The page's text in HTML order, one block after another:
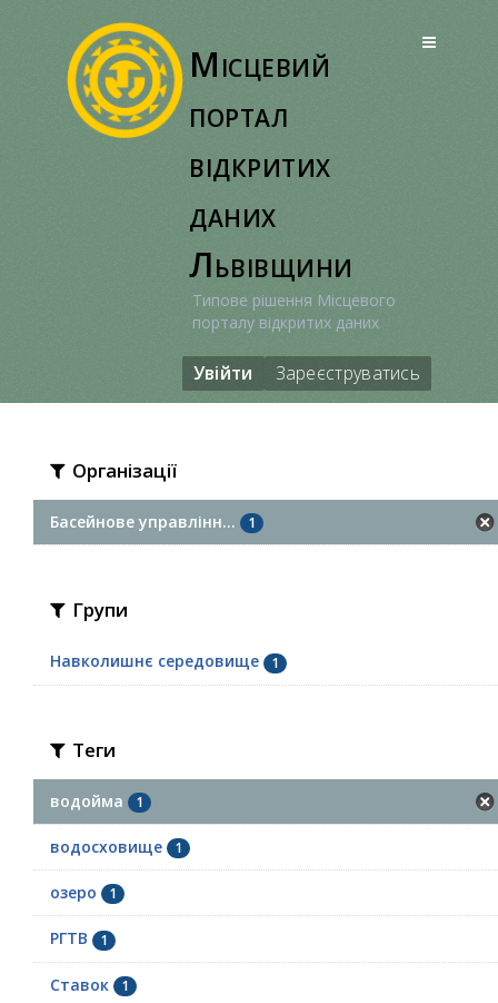
Місцевий
портал
відкритих
даних
Львівщини
Типове рішення Місцевого
порталу відкритих даних
Увійти Зареєструватись
Організації
Басейнове управлінн... 1
Групи
Навколишнє середовище 1
Теги
водойма 1
водосховище 1
озеро 1
РГТВ 1
Ставок 1